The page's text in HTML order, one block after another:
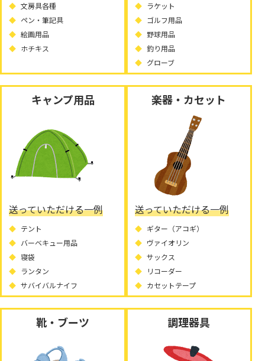
文房具各種
ペン・筆記具
絵画用品
ホチキス
ラケット
ゴルフ用品
野球用品
釣り用品
グローブ
キャンプ用品
送っていただける一例
テント
バーベキュー用品
寝袋
ランタン
サバイバルナイフ
楽器・カセット
送っていただける一例
ギター（アコギ）
ヴァイオリン
サックス
リコーダー
カセットテープ
靴・ブーツ 調理器具